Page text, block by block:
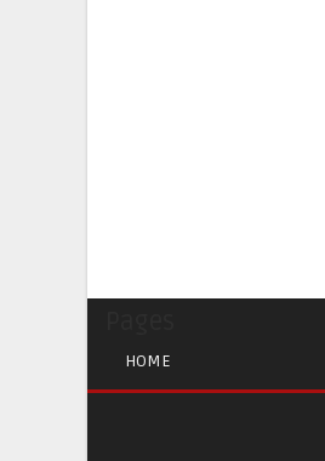
HOME